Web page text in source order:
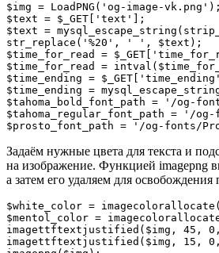
$img = LoadPNG('og-image-vk.png');
$text = $_GET['text'];
$text =
str_replace('%20', ' ', $text);
$time_for_read =
$time_for_read =
$time_ending =
$time_ending =
$tahoma_bold_font_path = '/og-
$tahoma_regular_font_path = '/
$prosto_font_path = '/og-fonts/
Задаём нужные цвета для текста и
на изображение. Функцией imagepng
а затем его удаляем для освобождения
$white_color =
$mentol_color =
imagettftextjustified($img, 45,
imagettftextjustified($img, 15, 0,